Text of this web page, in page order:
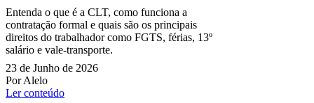
Entenda o que é a CLT, como funciona a
contratação formal e quais são os principais
direitos do trabalhador como FGTS, férias, 13º
salário e vale-transporte.
23 de Junho de 2026
Por Alelo
Ler conteúdo